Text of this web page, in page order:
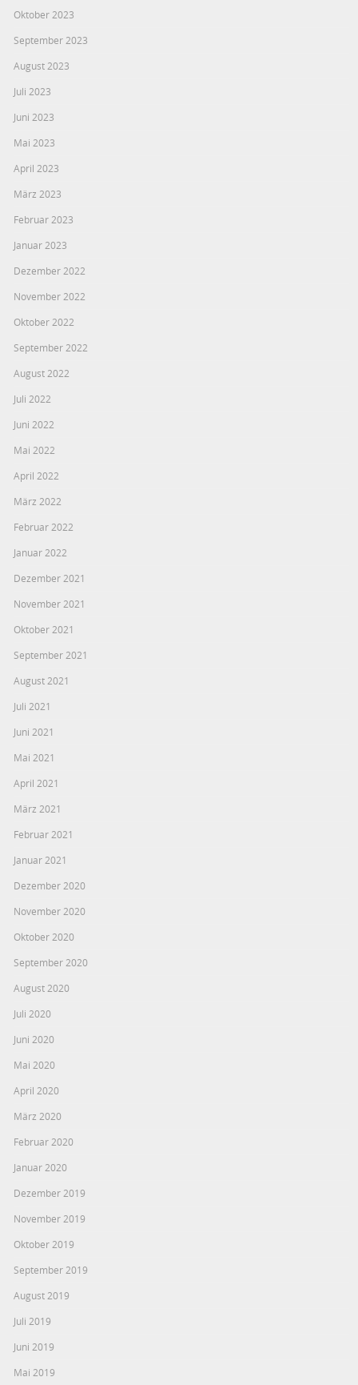
Oktober 2023
September 2023
August 2023
Juli 2023
Juni 2023
Mai 2023
April 2023
März 2023
Februar 2023
Januar 2023
Dezember 2022
November 2022
Oktober 2022
September 2022
August 2022
Juli 2022
Juni 2022
Mai 2022
April 2022
März 2022
Februar 2022
Januar 2022
Dezember 2021
November 2021
Oktober 2021
September 2021
August 2021
Juli 2021
Juni 2021
Mai 2021
April 2021
März 2021
Februar 2021
Januar 2021
Dezember 2020
November 2020
Oktober 2020
September 2020
August 2020
Juli 2020
Juni 2020
Mai 2020
April 2020
März 2020
Februar 2020
Januar 2020
Dezember 2019
November 2019
Oktober 2019
September 2019
August 2019
Juli 2019
Juni 2019
Mai 2019